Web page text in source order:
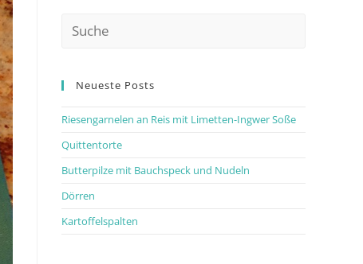
Neueste Posts
Riesengarnelen an Reis mit Limetten-Ingwer Soße
Quittentorte
Butterpilze mit Bauchspeck und Nudeln
Dörren
Kartoffelspalten